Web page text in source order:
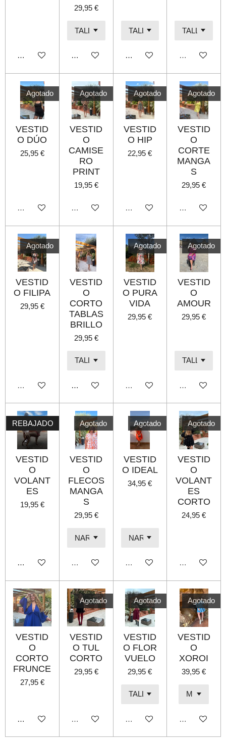
Añadir al carrito
29,95 €
Añadir al carrito Añadir al carrito Agotado
Agotado
VESTID
O DÚO
25,95 €
Agotado
Agotado
VESTID
O
CAMISE
RO
PRINT
19,95 €
Agotado
Agotado
VESTID
O HIP
22,95 €
Agotado
Agotado
VESTID
O
CORTE
MANGA
S
29,95 €
Agotado
Agotado
VESTID
O FILIPA
29,95 €
Agotado
VESTID
O
CORTO
TABLAS
BRILLO
29,95 €
Añadir al carrito
Agotado
VESTID
O PURA
VIDA
29,95 €
Agotado
Agotado
VESTID
O
AMOUR
29,95 €
Agotado
REBAJADO
VESTID
O
VOLANT
ES
19,95 €
Añadir al carrito
Agotado
VESTID
O
FLECOS
MANGA
S
29,95 €
Agotado
Agotado
VESTID
O IDEAL
34,95 €
Agotado
Agotado
VESTID
O
VOLANT
ES
CORTO
24,95 €
Agotado
VESTID
O
CORTO
FRUNCE
27,95 €
Añadir al carrito
Agotado
VESTID
O TUL
CORTO
29,95 €
Agotado
Agotado
VESTID
O FLOR
VUELO
29,95 €
Agotado
Agotado
VESTID
O
XOROI
39,95 €
Agotado